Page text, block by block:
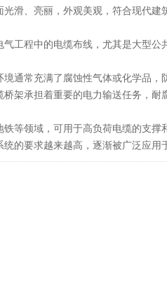
、亮丽，外观美观，符合现代建
程中的电缆布线，尤其是大型公
常充满了腐蚀性气体或化学品，
承担着重要的电力输送任务，耐
领域，可用于高负荷电缆的支撑
要求越来越高，逐渐被广泛应用